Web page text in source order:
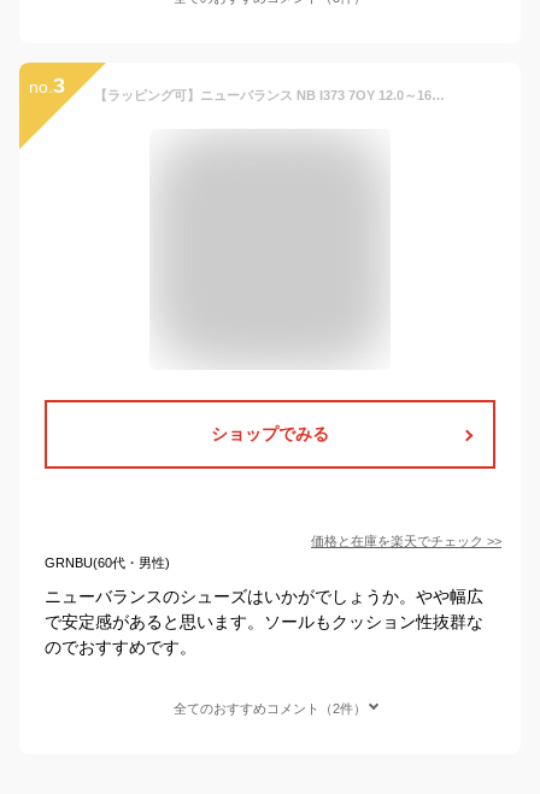
no. 3 【ラッピング可】ニューバランス NB I373 7OY 12.0～16.5 シューズ キッズ スニーカー ファーストシューズ くつ 子供 男の子 女の子 靴 通園 運動 マジックテープ ベルクロ 滑りにくい 疲れにくい 歩きやすい 幼稚園 幅広 着脱 可愛い 甲高 反射 定番 ギフト 出産祝い
ショップでみる
価格と在庫を楽天でチェック >>
GRNBU(60代・男性)
ニューバランスのシューズはいかがでしょうか。やや幅広
で安定感があると思います。ソールもクッション性抜群な
のでおすすめです。
全てのおすすめコメント（2件）